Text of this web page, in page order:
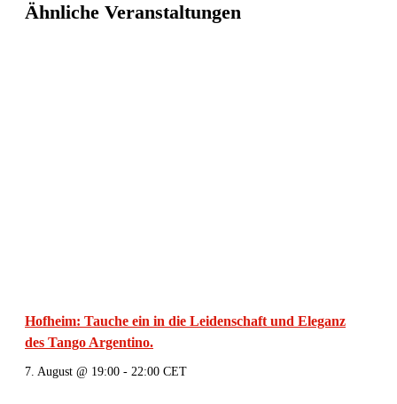
Ähnliche Veranstaltungen
Hofheim: Tauche ein in die Leidenschaft und Eleganz
des Tango Argentino.
7. August @ 19:00 - 22:00 CET